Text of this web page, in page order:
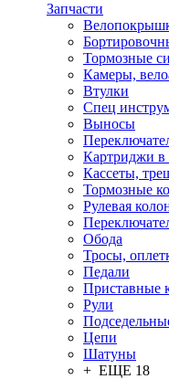
Запчасти
Тормозные
Камеры,
Втулки
Спец
Выносы
Картриджи в
Кассеты,
Тормозные
Рулевая
Обода
Тросы,
Педали
Приставные
Рули
Цепи
Шатуны
+ ЕЩЕ 18